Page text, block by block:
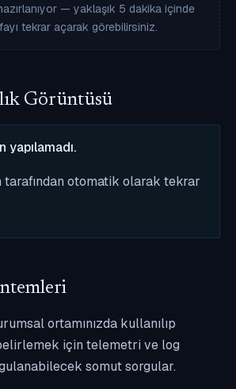
— yaklaşık 5 dakika içinde
tekrar açarak görebilirsiniz.
Görüntüsü
yapılamadı.
otomatik olarak tekrar
ortamınızda kullanılıp
belirlemek için telemetri ve log
somut sorgular.